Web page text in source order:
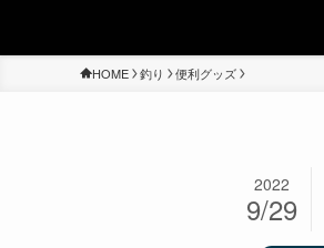
HOME 釣り 便利グッズ
2022
9/29